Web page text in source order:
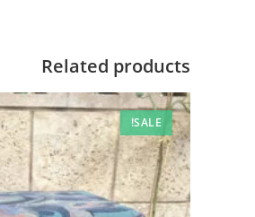
Related products
SALE!